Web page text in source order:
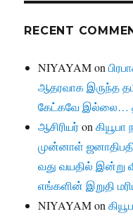
RECENT
NIYAYAMon
ஆதரவாக இருந்த
கேட்கவே இல்லை…
ஆசிரியர்on
முன்னாள்
வது வயதில் இன்று
எங்களின் இறுதி
NIYAYAMon